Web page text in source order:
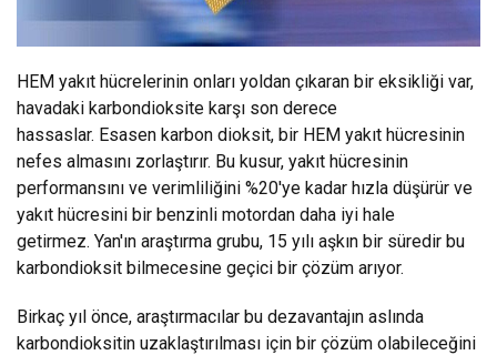
HEM ​​yakıt hücrelerinin onları yoldan çıkaran bir eksikliği var,
havadaki karbondioksite karşı son derece
hassaslar. Esasen karbon dioksit, bir HEM yakıt hücresinin
nefes almasını zorlaştırır. Bu kusur, yakıt hücresinin
performansını ve verimliliğini %20'ye kadar hızla düşürür ve
yakıt hücresini bir benzinli motordan daha iyi hale
getirmez. Yan'ın araştırma grubu, 15 yılı aşkın bir süredir bu
karbondioksit bilmecesine geçici bir çözüm arıyor.
Birkaç yıl önce, araştırmacılar bu dezavantajın aslında
karbondioksitin uzaklaştırılması için bir çözüm olabileceğini